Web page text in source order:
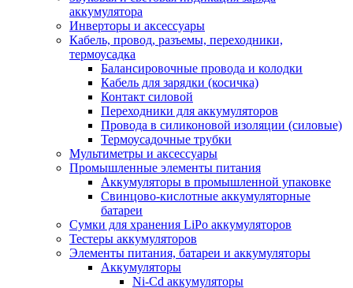
аккумулятора
Инверторы и аксессуары
Кабель, провод, разъемы, переходники,
термоусадка
Балансировочные провода и колодки
Кабель для зарядки (косичка)
Контакт силовой
Переходники для аккумуляторов
Провода в силиконовой изоляции (силовые)
Термоусадочные трубки
Мультиметры и аксессуары
Промышленные элементы питания
Аккумуляторы в промышленной упаковке
Свинцово-кислотные аккумуляторные
батареи
Сумки для хранения LiPo аккумуляторов
Тестеры аккумуляторов
Элементы питания, батареи и аккумуляторы
Аккумуляторы
Ni-Cd аккумуляторы